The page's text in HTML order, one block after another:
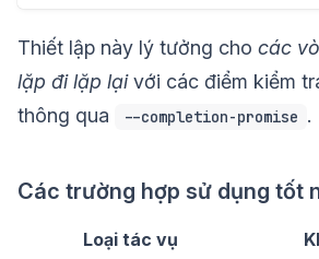
Thiết lập này lý tưởng cho các
lặp đi lặp lạivới các điểm kiểm
thông qua
--completion-promise .
Các trường hợp sử dụng tốt
Loại tác vụ